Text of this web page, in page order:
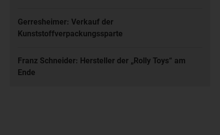
Gerresheimer: Verkauf der
Kunststoffverpackungssparte
Franz Schneider: Hersteller der „Rolly Toys“ am
Ende